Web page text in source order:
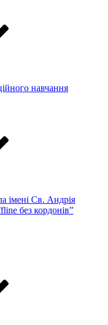
навчання
імені Св. Андрія
без кордонів”